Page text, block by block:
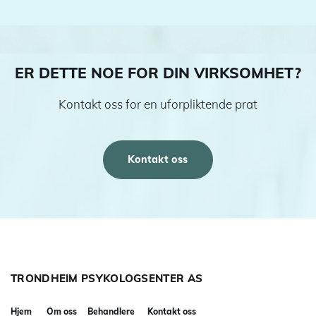
ER DETTE NOE FOR DIN VIRKSOMHET?
Kontakt oss for en uforpliktende prat
Kontakt oss
TRONDHEIM PSYKOLOGSENTER AS
Hjem Om oss Behandlere Kontakt oss